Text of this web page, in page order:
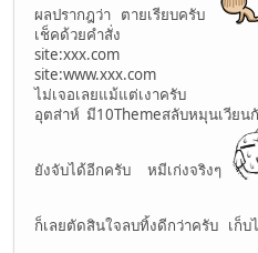
ผลปรากฎว่า ตายเรียบครับ
เช็คด้วยคำสั่ง
site:xxx.com
site:www.xxx.com
ไม่เจอเลยแม้แต่เงาครับ
อุตส่าห์ มี10Themeสลับหมุนเวีย
ยังจับได้อีกครับ หมีเก่งจริงๆ
ก็เลยตัดสินใจลบทิ้งดีกว่าครับ เก็บ